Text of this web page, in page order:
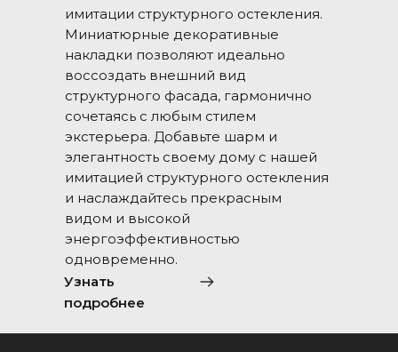
имитации структурного остекления.
Миниатюрные декоративные
накладки позволяют идеально
воссоздать внешний вид
структурного фасада, гармонично
сочетаясь с любым стилем
экстерьера. Добавьте шарм и
элегантность своему дому с нашей
имитацией структурного остекления
и наслаждайтесь прекрасным
видом и высокой
энергоэффективностью
одновременно.
Узнать
подробнее